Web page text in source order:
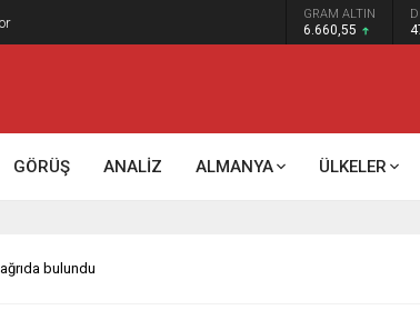
mi? GRAM ALTIN
6.660,55
GÖRÜŞ ANALİZ ALMANYA ÜLKELER
bulundu